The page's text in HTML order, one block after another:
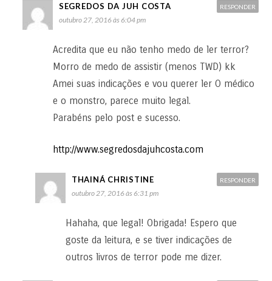
SEGREDOS DA JUH COSTA
outubro 27, 2016 às 6:04 pm
Acredita que eu não tenho medo de ler terror?
Morro de medo de assistir (menos TWD) kk
Amei suas indicações e vou querer ler O médico
e o monstro, parece muito legal.
Parabéns pelo post e sucesso.
http://www.segredosdajuhcosta.com
RESPONDER
THAINÁ CHRISTINE
outubro 27, 2016 às 6:31 pm
Hahaha, que legal! Obrigada! Espero que
goste da leitura, e se tiver indicações de
outros livros de terror pode me dizer.
RESPONDER